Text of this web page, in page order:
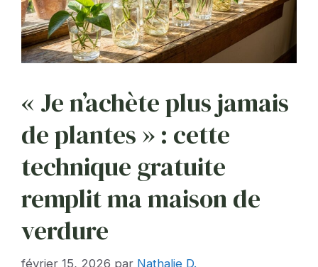
« Je n’achète plus jamais
de plantes » : cette
technique gratuite
remplit ma maison de
verdure
février 15, 2026 par Nathalie D.